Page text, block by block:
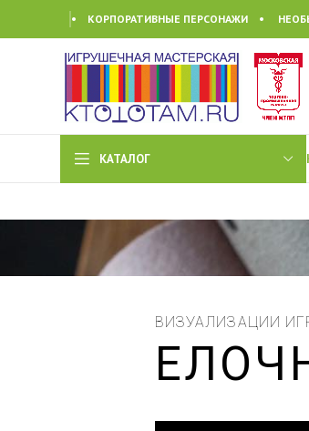
• КОРПОРАТИВНЫЕ ПЕРСОНАЖИ •
КАТАЛОГ
ВИЗУАЛИЗАЦИИ